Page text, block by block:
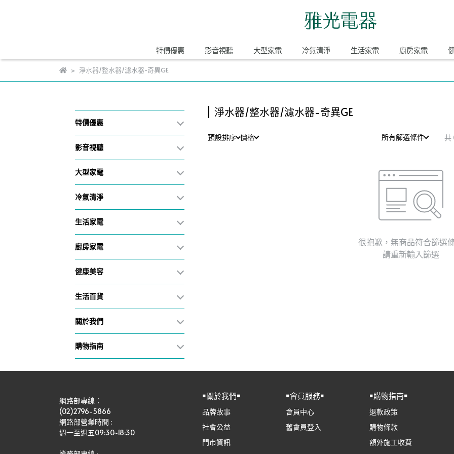
特價優惠 影音視聽 大型家電 冷氣清淨 生活家電 廚房家電
淨水器/整水器/濾水器-奇異GE
特價優惠
影音視聽
大型家電
冷氣清淨
生活家電
廚房家電
健康美容
生活百貨
關於我們
購物指南
淨水器/整水器/濾水器-奇異GE
預設排序 價格 所有篩選條件 共
很抱歉，無商品符合篩選
請重新輸入篩選
網路部專線：
(02)2796-5866
網路部營業時間 :
週一至週五09:30~18:30
￭關於我們￭
品牌故事
社會公益
門市資訊
￭會員服務￭
會員中心
舊會員登入
￭購物指南￭
退款政策
購物條款
額外施工收費